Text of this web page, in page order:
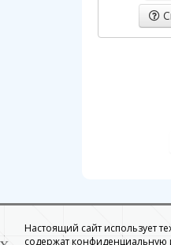
Настоящий сайт использует
содержат конфиденциальную